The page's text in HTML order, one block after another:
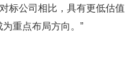
标公司相比，具有更低估值
重点布局方向。”